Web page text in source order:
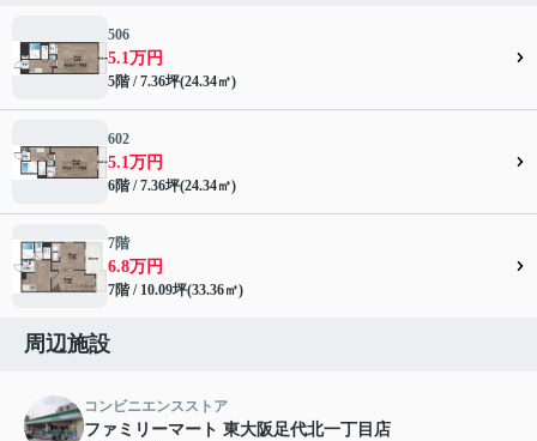
506
5.1万円
5階 / 7.36坪(24.34㎡)
602
5.1万円
6階 / 7.36坪(24.34㎡)
7階
6.8万円
7階 / 10.09坪(33.36㎡)
周辺施設
コンビニエンスストア
ファミリーマート 東大阪足代北一丁目店